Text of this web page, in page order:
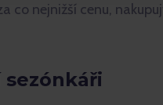
co nejnižší cenu,
sezónkáři